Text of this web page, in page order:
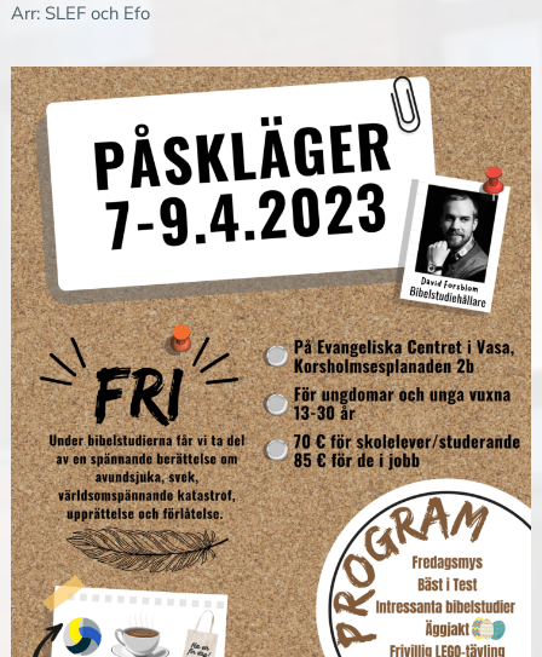
Arr: SLEF och Efo